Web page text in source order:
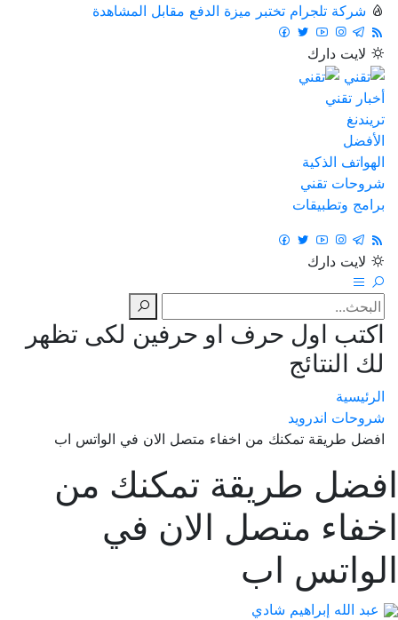
شركة تلجرام تختبر ميزة الدفع مقابل المشاهدة
لايت دارك
أخبار تقني
تريندنغ
الأفضل
الهواتف الذكية
شروحات تقني
برامج وتطبيقات
لايت دارك
اكتب اول حرف او حرفين لكى تظهر
لك النتائج
الرئيسية
شروحات اندرويد
افضل طريقة تمكنك من اخفاء متصل الان في الواتس اب
افضل طريقة تمكنك من
اخفاء متصل الان في
الواتس اب
عبد الله إبراهيم شادي